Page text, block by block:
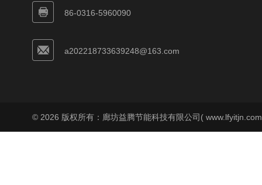
86-0316-5960090
a202218733639248@163.com
© 2026 版权所有：廊坊益腾节能科技有限公司(